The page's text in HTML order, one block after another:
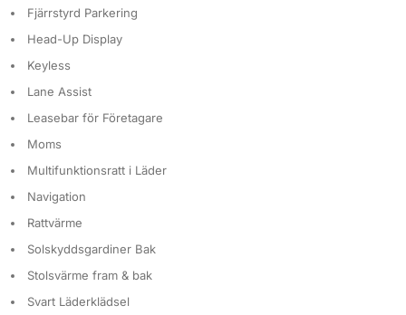
Fjärrstyrd Parkering
Head-Up Display
Keyless
Lane Assist
Leasebar för Företagare
Moms
Multifunktionsratt i Läder
Navigation
Rattvärme
Solskyddsgardiner Bak
Stolsvärme fram & bak
Svart Läderklädsel